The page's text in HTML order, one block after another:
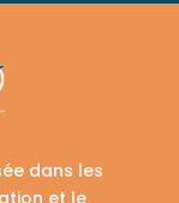
dans les
et le